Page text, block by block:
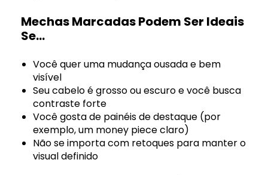
Mechas Marcadas Podem Ser Ideais
Se…
Você quer uma mudança ousada e bem
visível
Seu cabelo é grosso ou escuro e você busca
contraste forte
Você gosta de painéis de destaque (por
exemplo, um money piece claro)
Não se importa com retoques para manter o
visual definido